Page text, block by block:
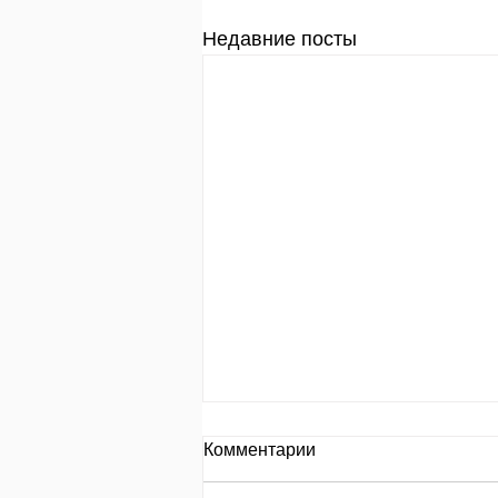
Недавние посты
День за днем.
День 653 Пр.24:8: «Кто
Комментарии